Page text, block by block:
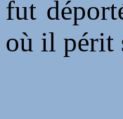
fut
où il périt